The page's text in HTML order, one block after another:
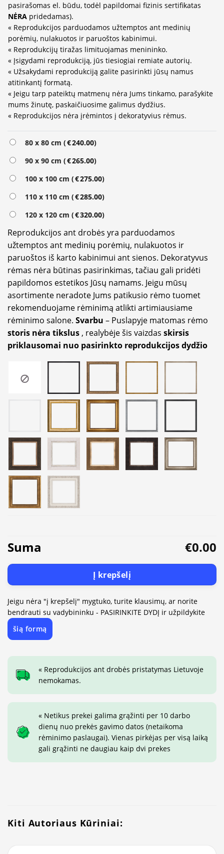
pasirašomas el. būdu, todėl papildomai fizinis sertifikatas
NĖRA pridedamas).
« Reprodukcijos parduodamos užtemptos ant medinių
porėmių, nulakuotos ir paruoštos kabinimui.
« Reprodukcijų tiražas limituojamas menininko.
« Įsigydami reprodukciją, jūs tiesiogiai remiate autorių.
« Užsakydami reprodukciją galite pasirinkti jūsų namus
atitinkantį formatą.
« Jeigu tarp pateiktų matmenų nėra Jums tinkamo, parašykite
mums žinutę, paskaičiuosime galimus dydžius.
« Reprodukcijos nėra įrėmintos į dekoratyvius rėmus.
80 x 80 cm (€240.00)
90 x 90 cm (€265.00)
100 x 100 cm (€275.00)
110 x 110 cm (€285.00)
120 x 120 cm (€320.00)
Reprodukcijos ant drobės yra parduodamos
užtemptos ant medinių porėmių, nulakuotos ir
paruoštos iš karto kabinimui ant sienos. Dekoratyvus
rėmas nėra būtinas pasirinkimas, tačiau gali pridėti
papildomos estetikos Jūsų namams. Jeigu mūsų
asortimente neradote Jums patikusio rėmo tuomet
rekomenduojame rėminimą atlikti artimiausiame
rėminimo salone. Svarbu – Puslapyje matomas rėmo
storis nėra tikslus, realybėje šis vaizdas skirsis
priklausomai nuo pasirinkto reprodukcijos dydžio
Suma €0.00
Į krepšelį
Alternative:
Jeigu nėra "į krepšelį" mygtuko, turite klausimų, ar norite
bendrauti su vadybininku - PASIRINKITE DYDĮ ir užpildykite
šią formą
« Reprodukcijos ant drobės pristatymas Lietuvoje
nemokamas.
« Netikus prekei galima grąžinti per 10 darbo
dienų nuo prekės gavimo datos (netaikoma
rėminimo paslaugai). Vienas pirkėjas per visą laiką
gali grąžinti ne daugiau kaip dvi prekes
Kiti Autoriaus Kūriniai: